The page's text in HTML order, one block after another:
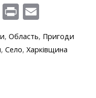
S
p
Pr
t ai
, Область, Пригоди
, Село, Харківщина